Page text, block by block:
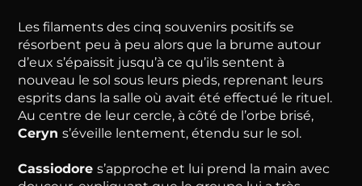
Les filaments des cinq souvenirs positifs se
résorbent peu à peu alors que la brume autour
d’eux s’épaissit jusqu’à ce qu’ils sentent à
nouveau le sol sous leurs pieds, reprenant leurs
esprits dans la salle où avait été effectué le rituel.
Au centre de leur cercle, à côté de l’orbe brisé,
Ceryn s’éveille lentement, étendu sur le sol.
Cassiodore s’approche et lui prend la main avec